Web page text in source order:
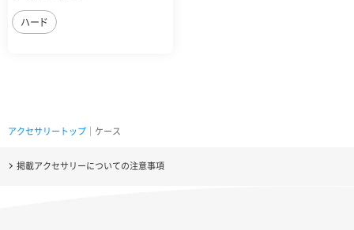
ハード
アクセサリートップ ｜ケース
掲載アクセサリーについての注意事項